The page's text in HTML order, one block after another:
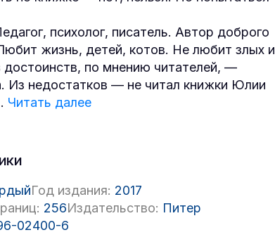
психолог, писатель. Автор доброго
жизнь, детей, котов. Не любит злых и
достоинств, по мнению читателей, —
Из недостатков — не читал книжки Юлии
Читать далее
Год издания: 2017
256Издательство: Питер
02400-6